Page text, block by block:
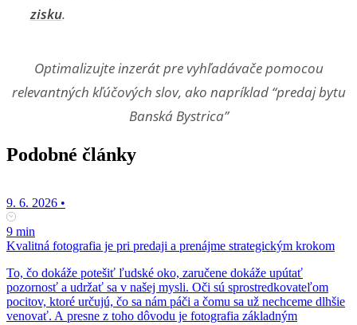
zisku.
Optimalizujte inzerát pre vyhľadávače pomocou
relevantných kľúčových slov, ako napríklad “predaj bytu
Banská Bystrica”
Podobné články
9. 6. 2026 •
9 min
Kvalitná fotografia je pri predaji a prenájme strategickým krokom
To, čo dokáže potešiť ľudské oko, zaručene dokáže upútať
pozornosť a udržať sa v našej mysli. Oči sú sprostredkovateľom
pocitov, ktoré určujú, čo sa nám páči a čomu sa už nechceme dlhšie
venovať. A presne z toho dôvodu je fotografia základným